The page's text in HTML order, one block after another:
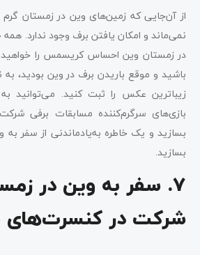
از آن‌جایی که زمین‌های وین در زمستان
نمی‌ماند و امکان یافتن برف وجود ندارد.
در زمستان وین احساس کریسمس را
باشید و موقع باریدن برف در وین بودید، به
زیباترین عکس را ثبت کنید. می‌توانید به
بازی‌های سرگرم‌کننده مسابقات برفی
بسازید و یک خاطره به‌یاد‌ماندنی از سفر به
بسازید.
۷. سفر به وین در
شرکت در کنسرت‌های